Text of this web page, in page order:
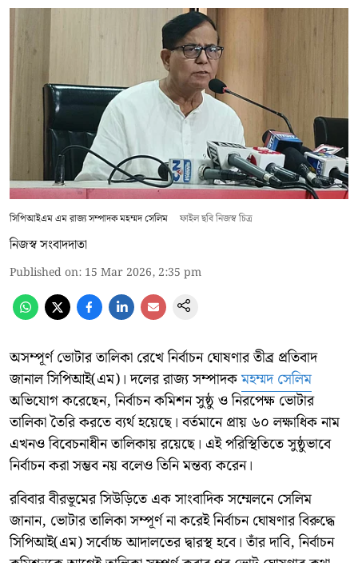
সিপিআইএম এম রাজ্য সম্পাদক মহম্মদ সেলিম ফাইল ছবি নিজস্ব চিত্র
নিজস্ব সংবাদদাতা
Published on: 15 Mar 2026, 2:35 pm
অসম্পূর্ণ ভোটার তালিকা রেখে নির্বাচন ঘোষণার তীব্র প্রতিবাদ
জানাল সিপিআই(এম)। দলের রাজ্য সম্পাদকমহম্মদ সেলিম
অভিযোগ করেছেন, নির্বাচন কমিশন সুষ্ঠু ও নিরপেক্ষ ভোটার
তালিকা তৈরি করতে ব্যর্থ হয়েছে। বর্তমানে প্রায় ৬০ লক্ষাধিক নাম
এখনও বিবেচনাধীন তালিকায় রয়েছে। এই পরিস্থিতিতে সুষ্ঠুভাবে
নির্বাচন করা সম্ভব নয় বলেও তিনি মন্তব্য করেন।
রবিবার বীরভূমের সিউড়িতে এক সাংবাদিক সম্মেলনে সেলিম
জানান, ভোটার তালিকা সম্পূর্ণ না করেই নির্বাচন ঘোষণার বিরুদ্ধে
সিপিআই(এম) সর্বোচ্চ আদালতের দ্বারস্থ হবে। তাঁর দাবি, নির্বাচন